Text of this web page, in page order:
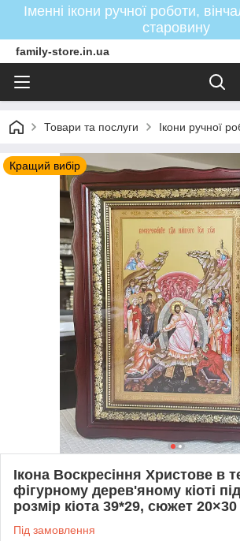
Іменні ікони ручної роботи,
старовину
family-store.in.ua
Товари та послуги Ікони ручної
Кращий вибір
Ікона Воскресіння Христове в
фігурному дерев'яному кіоті
розмір кіота 39*29, сюжет 20×30
Під замовлення